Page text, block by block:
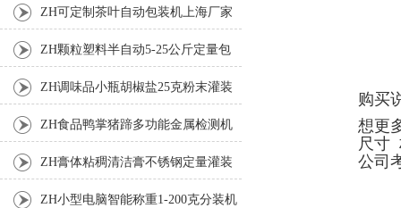
购买
想更
尺寸
公司
厂家 ZH可定制茶叶自动包装机上海厂家
ZH颗粒塑料半自动5-25公斤定量包
装机 ZH调味品小瓶胡椒盐25克粉末灌装
ZH食品鸭掌猪蹄多功能金属检测机
ZH膏体粘稠清洁膏不锈钢定量灌装
机厂家 ZH小型电脑智能称重1-200克分装机